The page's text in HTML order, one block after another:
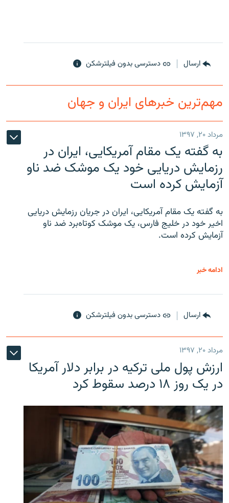
ارسال دسترسی بدون فیلترشکن
مهم‌ترین خبرهای ایران و جهان
مرداد ۲۰, ۱۳۹۷
به گفته یک مقام آمریکایی، ایران در
رزمایش دریایی خود یک موشک ضد ناو
آزمایش کرده است
به گفته یک مقام آمریکایی، ایران در جریان رزمایش دریایی
اخیر خود در خلیج فارس، یک موشک کوتاه‌برد ضد ناو
آزمایش کرده است.
ادامه خبر
ارسال دسترسی بدون فیلترشکن
مرداد ۲۰, ۱۳۹۷
ارزش پول ملی ترکیه در برابر دلار آمریکا
در یک روز ۱۸ درصد سقوط کرد